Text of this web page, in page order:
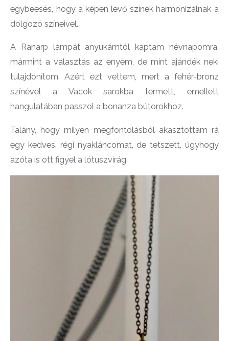
egybeesés, hogy a képen levő színek harmonizálnak a
dolgozó színeivel.
A Ranarp lámpát anyukámtól kaptam névnapomra,
mármint a választás az enyém, de mint ajándék neki
tulajdonítom. Azért ezt vettem, mert a fehér-bronz
színével a Vacok sarokba termett, emellett
hangulatában passzol a bonanza bútorokhoz.
Talány, hogy milyen megfontolásból akasztottam rá
egy kedves, régi nyakláncomat, de tetszett, úgyhogy
azóta is ott figyel a lótuszvirág.